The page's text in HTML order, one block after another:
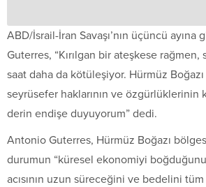
ABD/İsrail-İran Savaşı’nın üçüncü
Guterres, “Kırılgan bir ateşkese
saat daha da kötüleşiyor. Hürmüz
seyrüsefer haklarının ve özgürlüklerinin
derin endişe duyuyorum” dedi.
Antonio Guterres, Hürmüz Boğazı
durumun “küresel ekonomiyi
acısının uzun süreceğini ve bedelini tüm